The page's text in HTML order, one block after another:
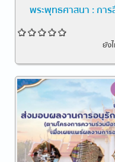
พระพุทธศาสนา : กา
ยัง